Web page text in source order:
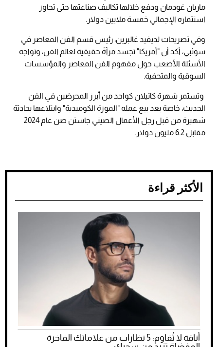
ماريان غودمان ودفع خلالها تكاليف صناعتها حتى تجاوز
استثماره الإجمالي خمسة ملايين دولار.
وفي تصريحات لديفيد غالبرين، رئيس قسم الفن المعاصر في
سوثبي، أكد أن "أمريكا" تجسد مرآةً حقيقية لعالم الفن، وتواجه
الأسئلة الأصعب حول مفهوم الفن المعاصر والمؤسسات
السوقية والمتحفية.
وتستمر شهرة كاتيلان كواحد من أبرز المحرضين في الفن
الحديث، خاصة بعد بيع عمله "الموزة الكوميدية" وابتلاعها بحادثة
شهيرة من قبل رجل الأعمال الصيني جاستن صن عام 2024
مقابل 6.2 مليون دولار.
الأكثر قراءة
أناقة لا تُقاوم: 5 نظارات من علاماتك الفاخرة